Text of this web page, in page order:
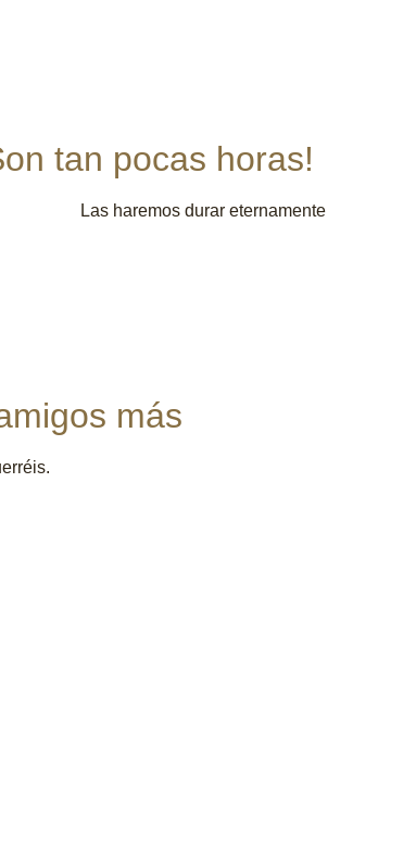
tan pocas horas!
Las haremos durar eternamente
más